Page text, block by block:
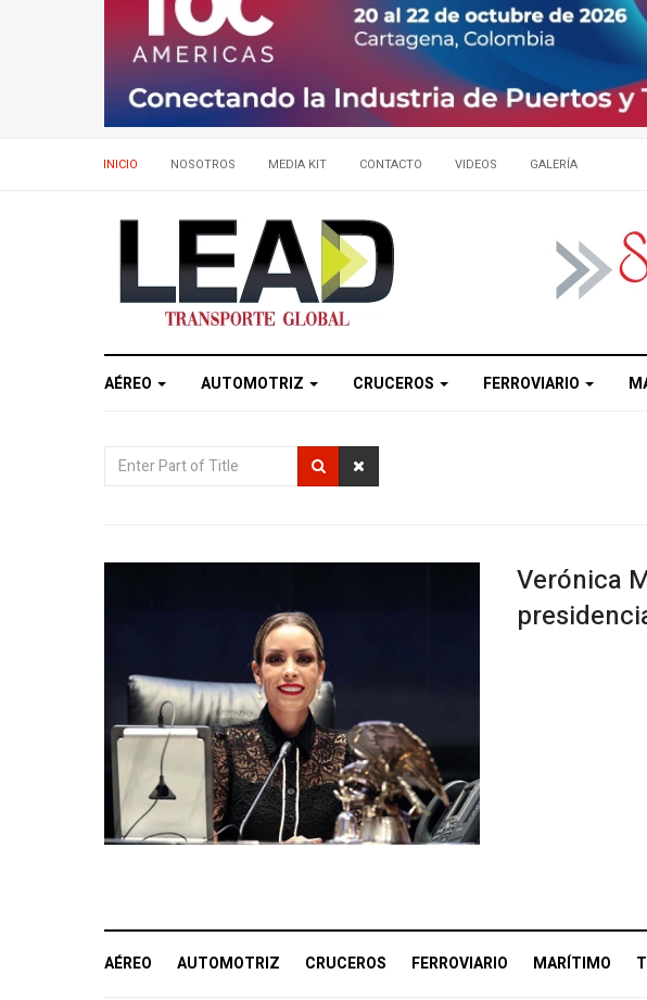
INICIO NOSOTROS MEDIA KIT CONTACTO VIDEOS GALERÍA
AÉREO AUTOMOTRIZ CRUCEROS FERROVIARIO
Enter
Verónica
AÉREO AUTOMOTRIZ CRUCEROS FERROVIARIO MARÍTIMO